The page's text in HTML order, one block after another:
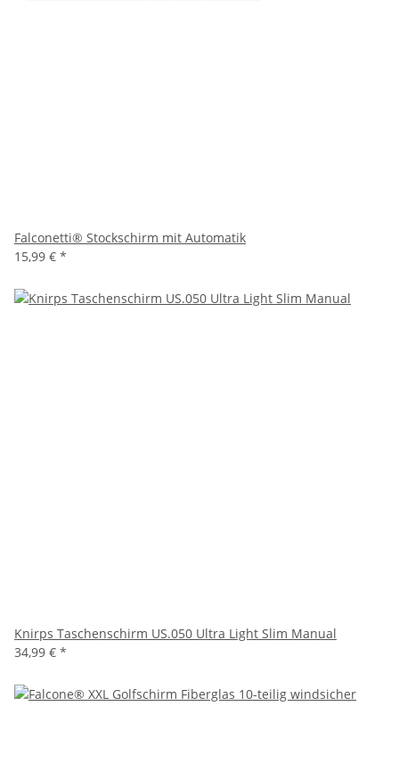
Falconetti® Stockschirm mit Automatik
15,99 € *
Knirps Taschenschirm US.050 Ultra Light Slim Manual
34,99 € *